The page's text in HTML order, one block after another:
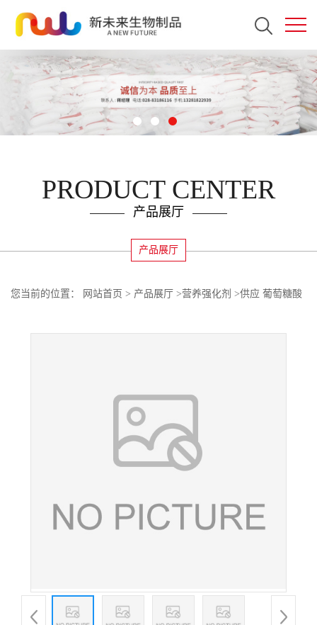
PRODUCT CENTER
产品展厅
产品展厅
您当前的位置： 网站首页 > 产品展厅 >营养强化剂 >供应 葡萄糖酸